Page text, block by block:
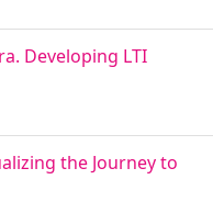
Developing LTI
the Journey to